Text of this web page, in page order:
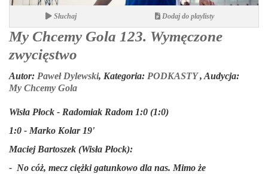
Słuchaj Dodaj do playlisty
My Chcemy Gola 123. Wymęczone
zwycięstwo
Autor: Paweł Dylewski, Kategoria: PODKASTY, Audycja:
My Chcemy Gola
Wisła Płock - Radomiak Radom 1:0 (1:0)
1:0 - Marko Kolar 19'
Maciej Bartoszek (Wisła Płock):
- No cóż, mecz ciężki gatunkowo dla nas. Mimo że